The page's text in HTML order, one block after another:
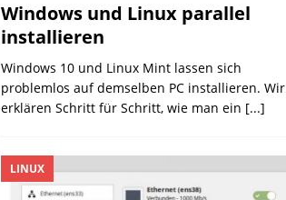
Windows und Linux parallel
installieren
Windows 10 und Linux Mint lassen sich
problemlos auf demselben PC installieren. Wir
erklären Schritt für Schritt, wie man ein [...]
LINUX